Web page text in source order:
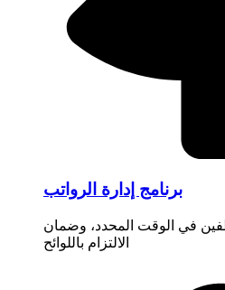
برنامج إدارة الرواتب
في الوقت المحدد، وضمان
الالتزام باللوائح